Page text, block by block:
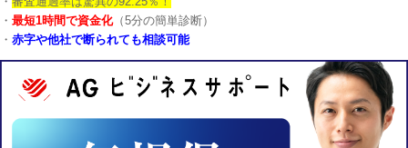
・ 最短1時間で資金化（5分の簡単診断）
・ 赤字や他社で断られても相談可能